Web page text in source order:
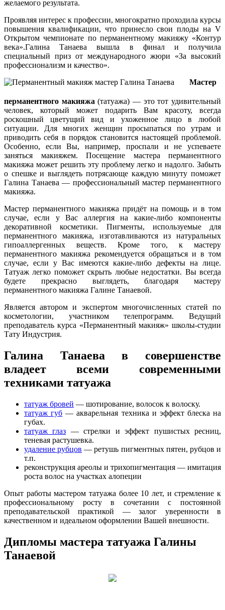
желаемого результата.
Проявляя интерес к профессии, многократно проходила курсы
повышения квалификации, что принесло свои плоды на V
Открытом чемпионате по перманентному макияжу «Контур
века».Галина Танаева вышла в финал и получила
специальный приз от международного жюри «За высокий
профессионализм и качество».
Мастер
перманентного макияжа (татуажа) — это тот удивительный
человек, который может подарить Вам красоту, всегда
роскошный цветущий вид и ухоженное лицо в любой
ситуации. Для многих женщин просыпаться по утрам и
приводить себя в порядок становится настоящей проблемой.
Особенно, если Вы, например, проспали и не успеваете
заняться макияжем. Посещение мастера перманентного
макияжа может решить эту проблему легко и надолго. Забыть
о спешке и выглядеть потрясающе каждую минуту поможет
Галина Танаева — профессиональный мастер перманентного
макияжа.
Мастер перманентного макияжа придёт на помощь и в том
случае, если у Вас аллергия на какие-либо компоненты
декоративной косметики. Пигменты, используемые для
перманентного макияжа, изготавливаются из натуральных
гипоаллергенных веществ. Кроме того, к мастеру
перманентного макияжа рекомендуется обращаться и в том
случае, если у Вас имеются какие-либо дефекты на лице.
Татуаж легко поможет скрыть любые недостатки. Вы всегда
будете прекрасно выглядеть, благодаря мастеру
перманентного макияжа Галине Танаевой.
Является автором и экспертом многочисленных статей по
косметологии, участником телепрограмм. Ведущий
преподаватель курса «Перманентный макияж» школы-студии
Тату Индустрия.
Галина Танаева в совершенстве
владеет всеми современными
техниками татуажа
татуаж бровей — шотирование, волосок к волоску.
татуаж губ — акварельная техника и эффект блеска на
губах.
татуаж глаз — стрелки и эффект пушистых ресниц,
теневая растушевка.
удаление рубцов — ретушь пигментных пятен, рубцов и
т.п.
реконструкция ареолы и трихопигментация — имитация
роста волос на участках алопеции
Опыт работы мастером татуажа более 10 лет, и стремление к
профессиональному росту в сочетании с постоянной
преподавательской практикой — залог уверенности в
качественном и идеальном оформлении Вашей внешности.
Дипломы мастера татуажа Галины
Танаевой